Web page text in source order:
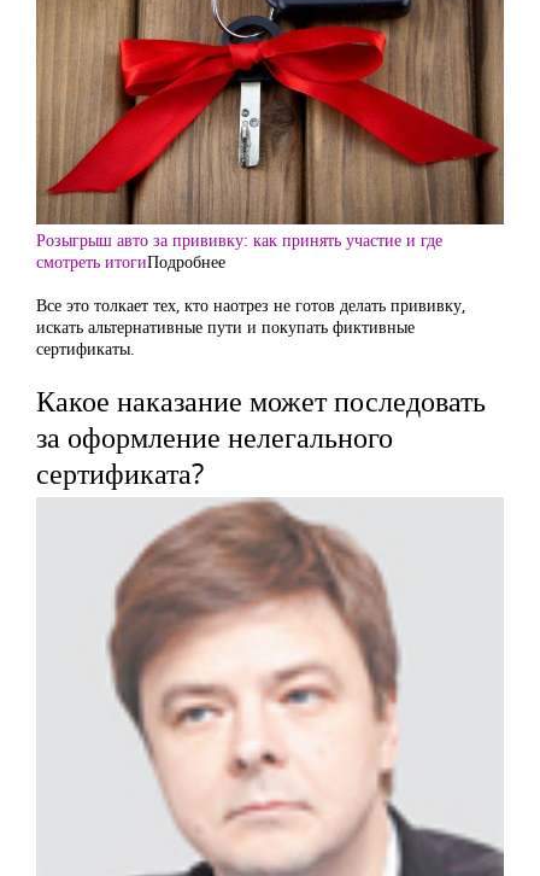
Розыгрыш авто за прививку: как принять участие и где
смотреть итогиПодробнее
Все это толкает тех, кто наотрез не готов делать прививку,
искать альтернативные пути и покупать фиктивные
сертификаты.
Какое наказание может последовать
за оформление нелегального
сертификата?